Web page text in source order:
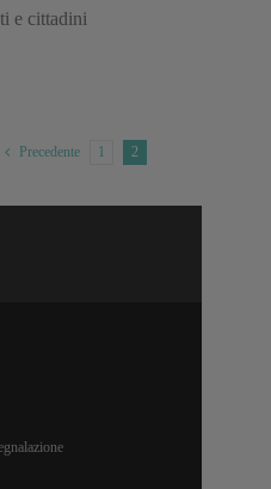
e cittadini
Precedente 1 2